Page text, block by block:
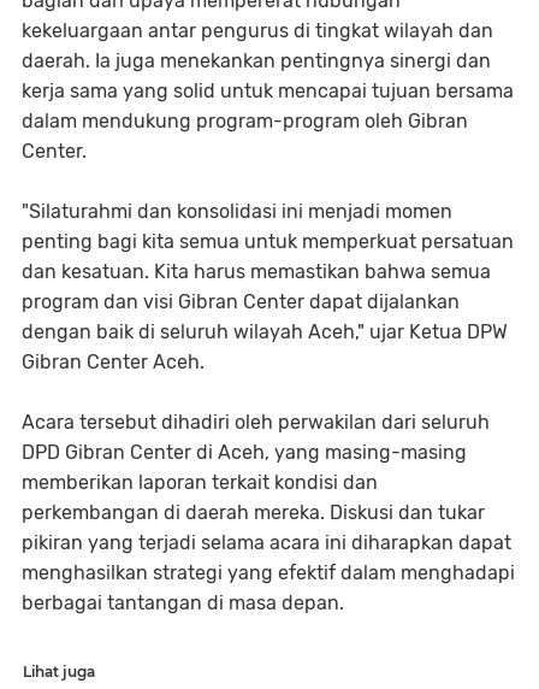
kekeluargaan antar pengurus di tingkat wilayah dan
daerah. Ia juga menekankan pentingnya sinergi dan
kerja sama yang solid untuk mencapai tujuan bersama
dalam mendukung program-program oleh Gibran
Center.
"Silaturahmi dan konsolidasi ini menjadi momen
penting bagi kita semua untuk memperkuat persatuan
dan kesatuan. Kita harus memastikan bahwa semua
program dan visi Gibran Center dapat dijalankan
dengan baik di seluruh wilayah Aceh," ujar Ketua DPW
Gibran Center Aceh.
Acara tersebut dihadiri oleh perwakilan dari seluruh
DPD Gibran Center di Aceh, yang masing-masing
memberikan laporan terkait kondisi dan
perkembangan di daerah mereka. Diskusi dan tukar
pikiran yang terjadi selama acara ini diharapkan dapat
menghasilkan strategi yang efektif dalam menghadapi
berbagai tantangan di masa depan.
Lihat juga